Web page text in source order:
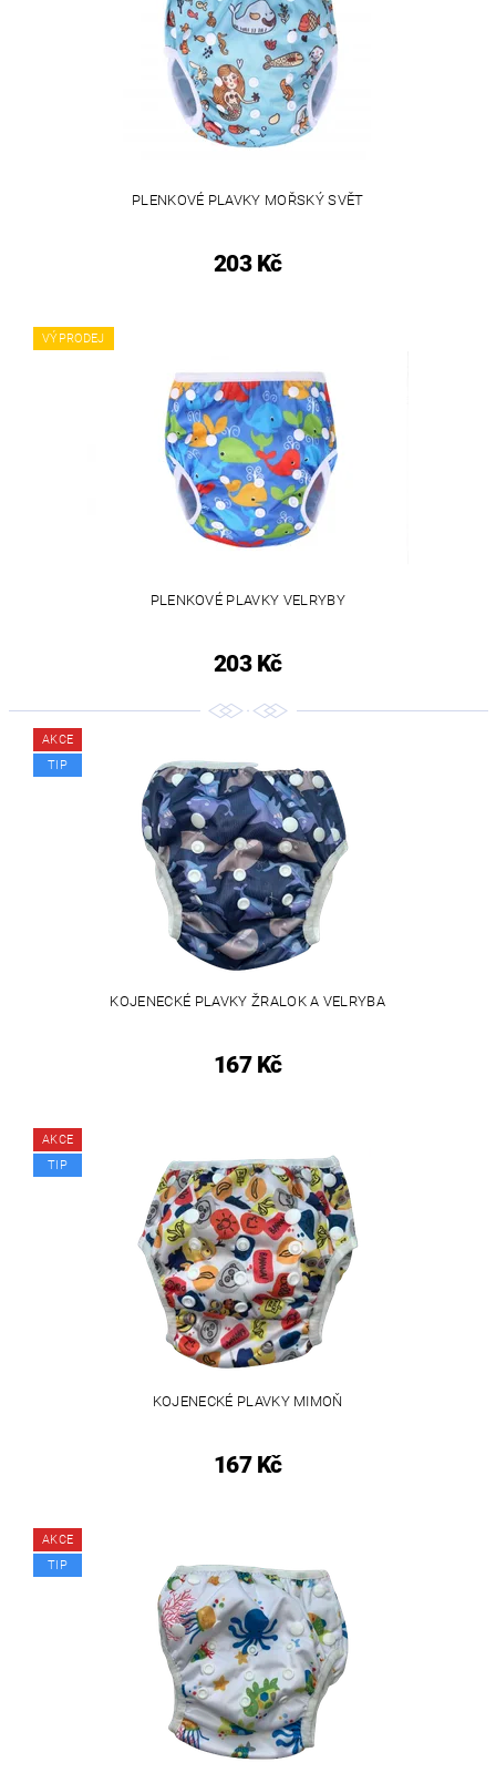
PLENKOVÉ PLAVKY MOŘSKÝ SVĚT
203 Kč
VÝPRODEJ
PLENKOVÉ PLAVKY VELRYBY
203 Kč
AKCE
TIP
KOJENECKÉ PLAVKY ŽRALOK A VELRYBA
167 Kč
AKCE
TIP
KOJENECKÉ PLAVKY MIMOŇ
167 Kč
AKCE
TIP